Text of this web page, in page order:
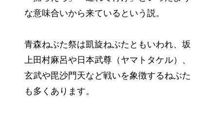
な意味合いから来ているという説。
青森ねぶた祭は凱旋ねぶたともいわれ、坂
上田村麻呂や日本武尊（ヤマトタケル）、
玄武や毘沙門天など戦いを象徴するねぶた
も多くあります。